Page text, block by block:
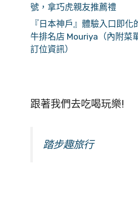
號，拿巧虎親友推薦禮
『日本神戶』體驗入口即
牛排名店 Mouriya（內附菜
訂位資訊）
跟著我們去吃喝玩樂!
踏步趣旅行